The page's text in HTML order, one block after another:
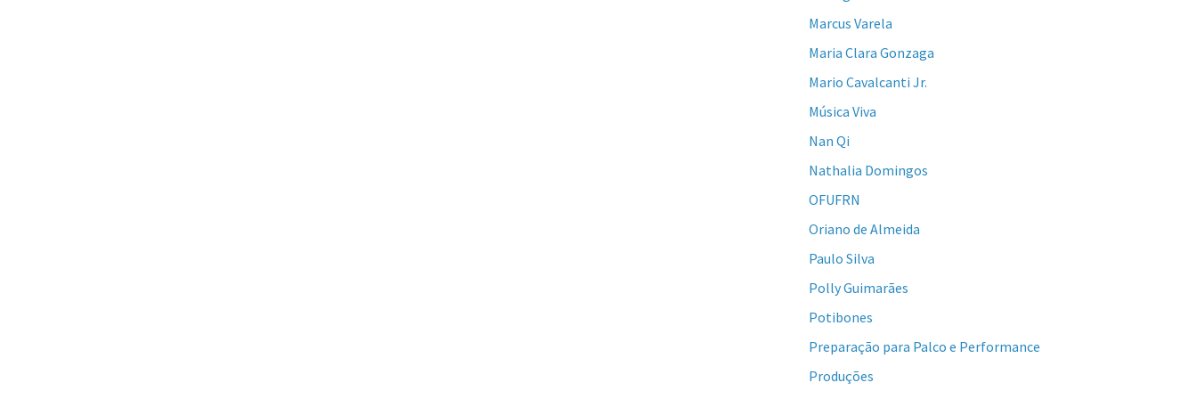
Marcus Varela
Maria Clara Gonzaga
Mario Cavalcanti Jr.
Música Viva
Nan Qi
Nathalia Domingos
OFUFRN
Oriano de Almeida
Paulo Silva
Polly Guimarães
Potibones
Preparação para Palco e Performance
Produções